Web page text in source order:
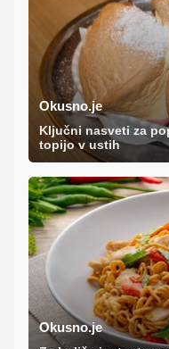
Okusno.je
Ključni nasveti za
topijo v ustih
Okusno.je